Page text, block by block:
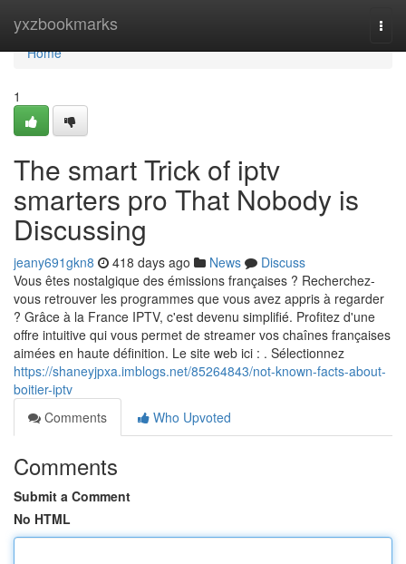
yxzbookmarks
Home
Home
1
The smart Trick of iptv
smarters pro​ That Nobody is
Discussing
jeany691gkn8 418 days ago News
Discuss
Vous êtes nostalgique des émissions françaises ? Recherchez-
vous retrouver les programmes que vous avez appris à regarder
? Grâce à la France IPTV, c'est devenu simplifié. Profitez d'une
offre intuitive qui vous permet de streamer vos chaînes françaises
aimées en haute définition. Le site web ici : . Sélectionnez
https://shaneyjpxa.imblogs.net/85264843/not-known-facts-about-
boitier-iptv
Comments
Who Upvoted
Comments
Submit a Comment
No HTML